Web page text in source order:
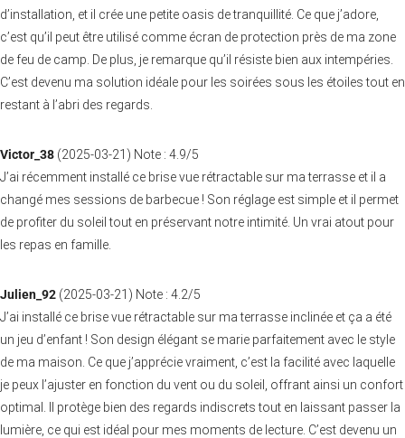
d’installation, et il crée une petite oasis de tranquillité. Ce que j’adore,
c’est qu’il peut être utilisé comme écran de protection près de ma zone
de feu de camp. De plus, je remarque qu’il résiste bien aux intempéries.
C’est devenu ma solution idéale pour les soirées sous les étoiles tout en
restant à l’abri des regards.
Victor_38 (2025-03-21 ) Note : 4.9/5
J’ai récemment installé ce brise vue rétractable sur ma terrasse et il a
changé mes sessions de barbecue ! Son réglage est simple et il permet
de profiter du soleil tout en préservant notre intimité. Un vrai atout pour
les repas en famille.
Julien_92 (2025-03-21 ) Note : 4.2/5
J’ai installé ce brise vue rétractable sur ma terrasse inclinée et ça a été
un jeu d’enfant ! Son design élégant se marie parfaitement avec le style
de ma maison. Ce que j’apprécie vraiment, c’est la facilité avec laquelle
je peux l’ajuster en fonction du vent ou du soleil, offrant ainsi un confort
optimal. Il protège bien des regards indiscrets tout en laissant passer la
lumière, ce qui est idéal pour mes moments de lecture. C’est devenu un